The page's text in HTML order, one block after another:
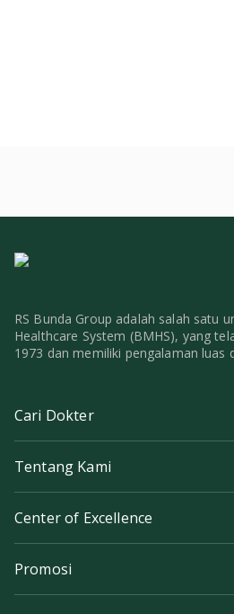
RS Bunda Group adalah salah satu
Healthcare System (BMHS), yang
1973 dan memiliki pengalaman luas
Cari Dokter
Tentang Kami
Center of Excellence
Promosi